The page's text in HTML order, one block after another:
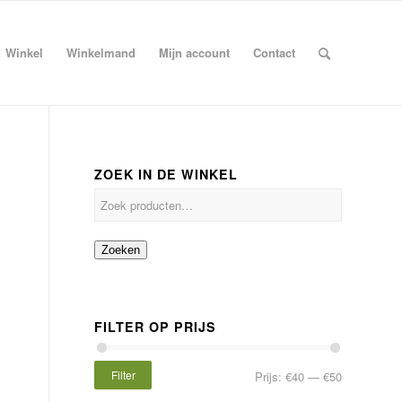
Winkel Winkelmand Mijn account Contact
ZOEK IN DE WINKEL
Zoeken
FILTER OP PRIJS
Filter Prijs: €40 — €50